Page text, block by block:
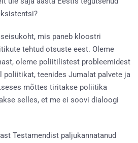
mis paneb kloostri
tehtud otsuste eest. Oleme
oleme poliitilistest probleemidest
poliitikat, teenides Jumalat palvete ja
mõttes tiritakse poliitika
selles, et me ei soovi dialoogi
Testamendist paljukannatanud